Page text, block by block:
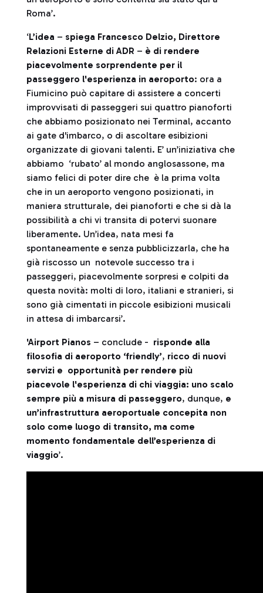
Roma’.
‘L’idea – spiega Francesco Delzio, Direttore
Relazioni Esterne di ADR – è di rendere
piacevolmente sorprendente per il
passeggero l'esperienza in aeroporto: ora a
Fiumicino può capitare di assistere a concerti
improvvisati di passeggeri sui quattro pianoforti
che abbiamo posizionato nei Terminal, accanto
ai gate d'imbarco, o di ascoltare esibizioni
organizzate di giovani talenti. E’ un’iniziativa che
abbiamo ‘rubato’ al mondo anglosassone, ma
siamo felici di poter dire che è la prima volta
che in un aeroporto vengono posizionati, in
maniera strutturale, dei pianoforti e che si dà la
possibilità a chi vi transita di potervi suonare
liberamente. Un’idea, nata mesi fa
spontaneamente e senza pubblicizzarla, che ha
già riscosso un notevole successo tra i
passeggeri, piacevolmente sorpresi e colpiti da
questa novità: molti di loro, italiani e stranieri, si
sono già cimentati in piccole esibizioni musicali
in attesa di imbarcarsi’.
'Airport Pianos – conclude - risponde alla
filosofia di aeroporto ‘friendly’, ricco di nuovi
servizi e opportunità per rendere più
piacevole l'esperienza di chi viaggia: uno scalo
sempre più a misura di passeggero, dunque, e
un’infrastruttura aeroportuale concepita non
solo come luogo di transito, ma come
momento fondamentale dell’esperienza di
viaggio’.